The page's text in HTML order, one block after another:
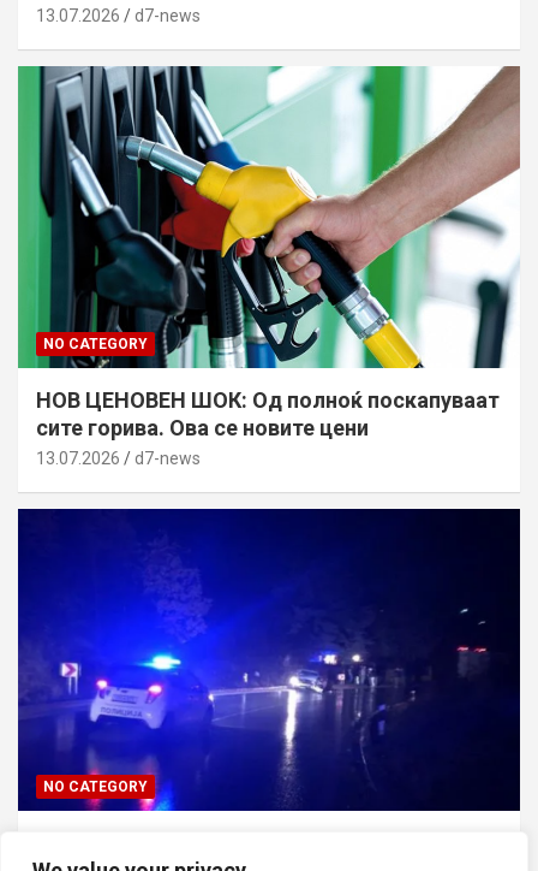
13.07.2026 d7-news
NO CATEGORY
НОВ ЦЕНОВЕН ШОК: Од полноќ поскапуваат
сите горива. Ова се новите цени
13.07.2026 d7-news
NO CATEGORY